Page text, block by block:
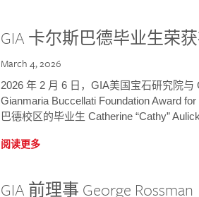
GIA 卡尔斯巴德毕业生荣
March 4, 2026
2026 年 2 月 6 日，GIA美国宝石研究院
Gianmaria Buccellati Foundation Award
巴德校区的毕业生 Catherine “Cathy” Aulick
阅读更多
GIA 前理事 George